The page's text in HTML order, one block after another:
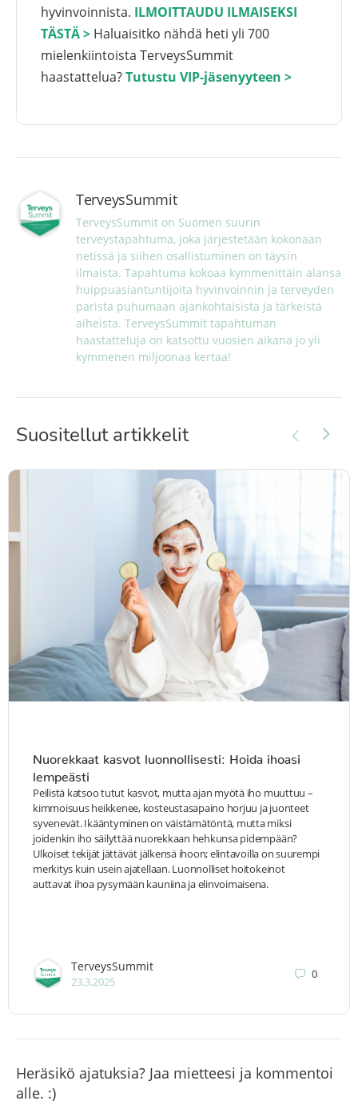
hyvinvoinnista. ILMOITTAUDU ILMAISEKSI
TÄSTÄ > Haluaisitko nähdä heti yli 700
mielenkiintoista TerveysSummit
haastattelua?Tutustu VIP-jäsenyyteen >
TerveysSummit
TerveysSummit on Suomen suurin
terveystapahtuma, joka järjestetään kokonaan
netissä ja siihen osallistuminen on täysin
ilmaista. Tapahtuma kokoaa kymmenittäin alansa
huippuasiantuntijoita hyvinvoinnin ja terveyden
parista puhumaan ajankohtaisista ja tärkeistä
aiheista. TerveysSummit tapahtuman
haastatteluja on katsottu vuosien aikana jo yli
kymmenen miljoonaa kertaa!
Suositellut artikkelit
Nuorekkaat kasvot luonnollisesti: Hoida ihoasi
lempeästi
Peilistä katsoo tutut kasvot, mutta ajan myötä iho muuttuu –
kimmoisuus heikkenee, kosteustasapaino horjuu ja juonteet
syvenevät. Ikääntyminen on väistämätöntä, mutta miksi
joidenkin iho säilyttää nuorekkaan hehkunsa pidempään?
Ulkoiset tekijät jättävät jälkensä ihoon; elintavoilla on suurempi
merkitys kuin usein ajatellaan. Luonnolliset hoitokeinot
auttavat ihoa pysymään kauniina ja elinvoimaisena.
TerveysSummit
23.3.2025
0
Heräsikö ajatuksia? Jaa mietteesi ja kommentoi
alle. :)